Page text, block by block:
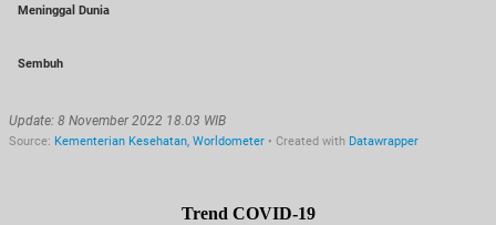
Trend COVID-19